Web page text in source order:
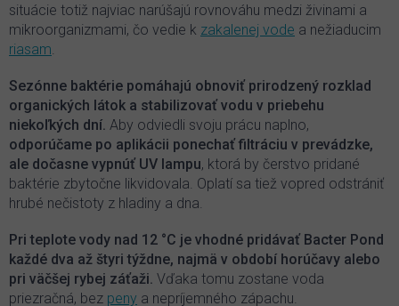
situácie totiž najviac narúšajú rovnováhu medzi živinami a
mikroorganizmami, čo vedie k zakalenej vode a nežiaducim
riasam.
Sezónne baktérie pomáhajú obnoviť prirodzený rozklad
organických látok a stabilizovať vodu v priebehu
niekoľkých dní. Aby odviedli svoju prácu naplno,
odporúčame po aplikácii ponechať filtráciu v prevádzke,
ale dočasne vypnúť UV lampu, ktorá by čerstvo pridané
baktérie zbytočne likvidovala. Oplatí sa tiež vopred odstrániť
hrubé nečistoty z hladiny a dna.
Pri teplote vody nad 12 °C je vhodné pridávať Bacter Pond
každé dva až štyri týždne, najmä v období horúčavy alebo
pri väčšej rybej záťaži. Vďaka tomu zostane voda
priezračná, bez peny a nepríjemného zápachu.